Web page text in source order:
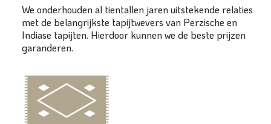
We onderhouden al tientallen jaren uitstekende relaties
met de belangrijkste tapijtwevers van Perzische en
Indiase tapijten. Hierdoor kunnen we de beste prijzen
garanderen.